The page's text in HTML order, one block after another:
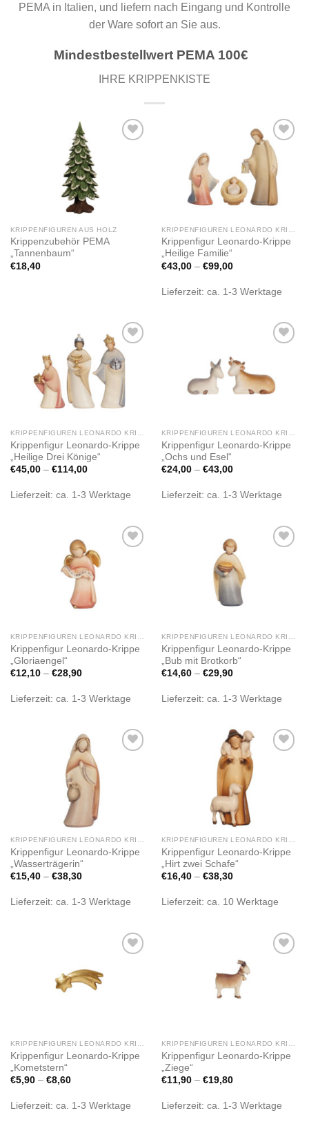
PEMA in Italien, und liefern nach Eingang und Kontrolle
der Ware sofort an Sie aus.
Mindestbestellwert PEMA 100€
IHRE KRIPPENKISTE
KRIPPENFIGUREN AUS HOLZ
Krippenzubehör PEMA
„Tannenbaum“
€18,40
Zur
Wunschliste
hinzufügen
Krippenfigur Leonardo-Krippe
„Heilige Familie“
€43,00– €99,00
Lieferzeit: ca. 1-3 Werktage
Zur
Wunschliste
hinzufügen
KRIPPENFIGUREN LEONARDO KRIPPE
Krippenfigur Leonardo-Krippe
„Heilige Drei Könige“
€45,00– €114,00
Lieferzeit: ca. 1-3 Werktage
hinzufügen
KRIPPENFIGUREN LEONARDO KRIPPE
Krippenfigur Leonardo-Krippe
„Ochs und Esel“
€24,00– €43,00
Lieferzeit: ca. 1-3 Werktage
Wunschliste
Krippenfigur Leonardo-Krippe
„Gloriaengel“
€12,10– €28,90
Lieferzeit: ca. 1-3 Werktage
Krippenfigur Leonardo-Krippe
„Bub mit Brotkorb“
€14,60– €29,90
Lieferzeit: ca. 1-3 Werktage
Wunschliste
hinzufügen
KRIPPENFIGUREN LEONARDO KRIPPE
Krippenfigur Leonardo-Krippe
„Wasserträgerin“
€15,40– €38,30
Lieferzeit: ca. 1-3 Werktage
Wunschliste
hinzufügen
KRIPPENFIGUREN LEONARDO KRIPPE
Krippenfigur Leonardo-Krippe
„Hirt zwei Schafe“
€16,40– €38,30
Lieferzeit: ca. 10 Werktage
Wunschliste
hinzufügen
Krippenfigur Leonardo-Krippe
„Kometstern“
€5,90– €8,60
Lieferzeit: ca. 1-3 Werktage
Wunschliste
Krippenfigur Leonardo-Krippe
„Ziege“
€11,90– €19,80
Lieferzeit: ca. 1-3 Werktage